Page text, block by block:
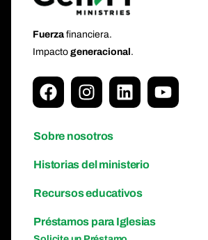
Fuerza financiera.
Impactogeneracional .
Sobre nosotros
Historias del ministerio
Recursos educativos
Préstamos para Iglesias